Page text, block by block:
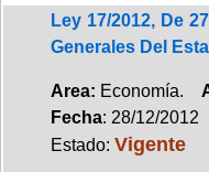
Ley 17/2012, De
Generales Del
Area: Economía.
Fecha: 28/12/2012
Estado: Vigente